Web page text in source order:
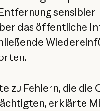
sensibler
das öffentliche
zu Fehlern, die die
erklärte